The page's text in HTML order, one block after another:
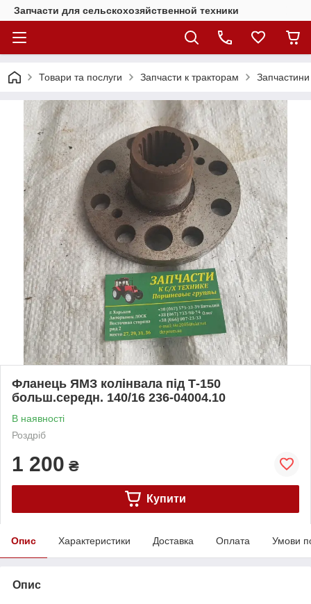
Запчасти для сельскохозяйственной техники
Товари та послуги Запчасти к тракторам
Фланець ЯМЗ колінвала під Т-150
больш.середн. 140/16 236-04004.10
В наявності
Роздріб
1 200 ₴
Купити
Опис Характеристики Доставка Оплата Умови
Опис